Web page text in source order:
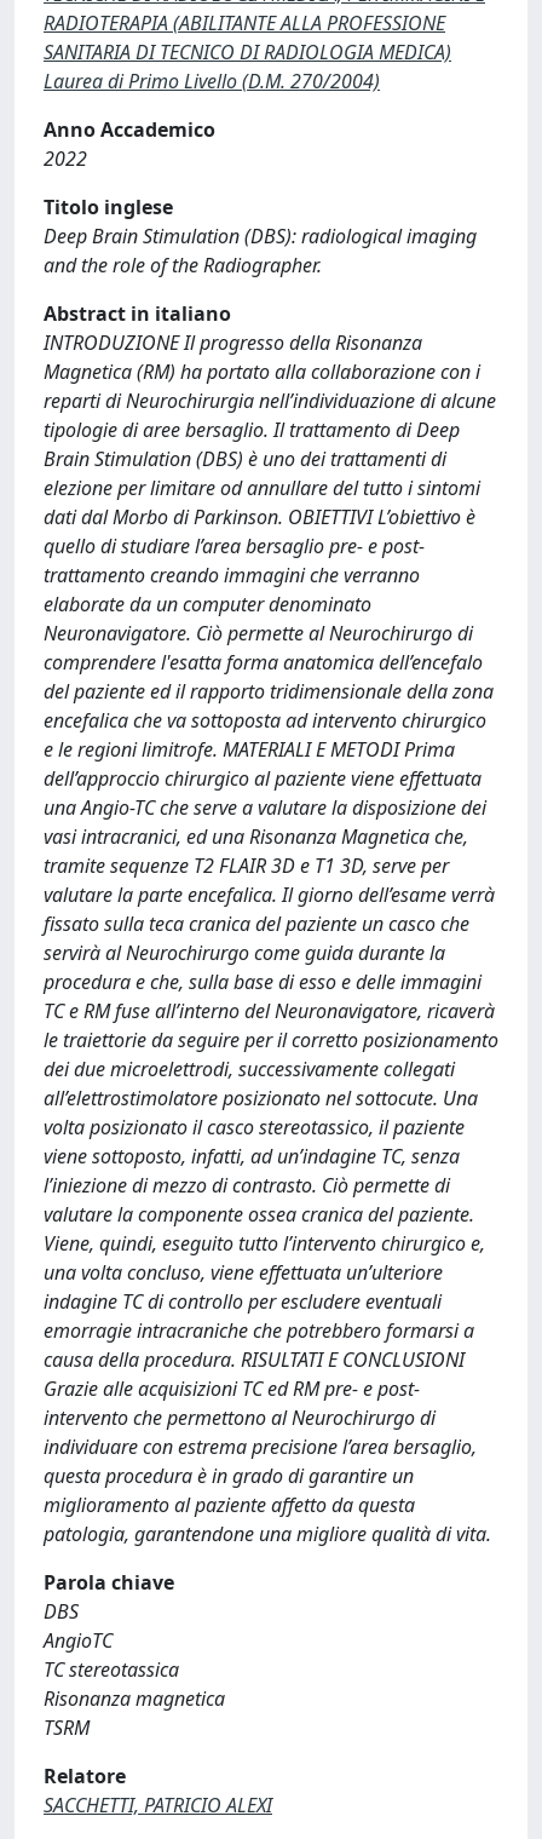
RADIOTERAPIA (ABILITANTE ALLA PROFESSIONE
SANITARIA DI TECNICO DI RADIOLOGIA MEDICA)
Laurea di Primo Livello (D.M. 270/2004)
Anno Accademico
2022
Titolo inglese
Deep Brain Stimulation (DBS): radiological imaging
and the role of the Radiographer.
Abstract in italiano
INTRODUZIONE Il progresso della Risonanza
Magnetica (RM) ha portato alla collaborazione con i
reparti di Neurochirurgia nell’individuazione di alcune
tipologie di aree bersaglio. Il trattamento di Deep
Brain Stimulation (DBS) è uno dei trattamenti di
elezione per limitare od annullare del tutto i sintomi
dati dal Morbo di Parkinson. OBIETTIVI L’obiettivo è
quello di studiare l’area bersaglio pre- e post-
trattamento creando immagini che verranno
elaborate da un computer denominato
Neuronavigatore. Ciò permette al Neurochirurgo di
comprendere l'esatta forma anatomica dell’encefalo
del paziente ed il rapporto tridimensionale della zona
encefalica che va sottoposta ad intervento chirurgico
e le regioni limitrofe. MATERIALI E METODI Prima
dell’approccio chirurgico al paziente viene effettuata
una Angio-TC che serve a valutare la disposizione dei
vasi intracranici, ed una Risonanza Magnetica che,
tramite sequenze T2 FLAIR 3D e T1 3D, serve per
valutare la parte encefalica. Il giorno dell’esame verrà
fissato sulla teca cranica del paziente un casco che
servirà al Neurochirurgo come guida durante la
procedura e che, sulla base di esso e delle immagini
TC e RM fuse all’interno del Neuronavigatore, ricaverà
le traiettorie da seguire per il corretto posizionamento
dei due microelettrodi, successivamente collegati
all’elettrostimolatore posizionato nel sottocute. Una
volta posizionato il casco stereotassico, il paziente
viene sottoposto, infatti, ad un’indagine TC, senza
l’iniezione di mezzo di contrasto. Ciò permette di
valutare la componente ossea cranica del paziente.
Viene, quindi, eseguito tutto l’intervento chirurgico e,
una volta concluso, viene effettuata un’ulteriore
indagine TC di controllo per escludere eventuali
emorragie intracraniche che potrebbero formarsi a
causa della procedura. RISULTATI E CONCLUSIONI
Grazie alle acquisizioni TC ed RM pre- e post-
intervento che permettono al Neurochirurgo di
individuare con estrema precisione l’area bersaglio,
questa procedura è in grado di garantire un
miglioramento al paziente affetto da questa
patologia, garantendone una migliore qualità di vita.
Parola chiave
DBS
AngioTC
TC stereotassica
Risonanza magnetica
TSRM
Relatore
SACCHETTI, PATRICIO ALEXI